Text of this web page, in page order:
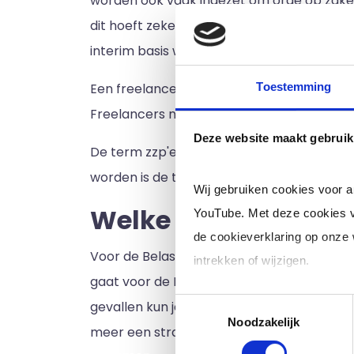
Toestemming
Deze website maakt
Wij gebruiken cookies voor
YouTube. Met deze cookies
de cookieverklaring op
intrekken of wijzigen.
Toestemmingsselectie
Noodzakelijk
dit hoeft zeker niet altijd het geval te zijn.
interim basis worden ingezet.
Een freelancer levert diensten. In de
Freelancers nemen vaak meerdere
De term zzp'er wordt vaak in de bouw
worden is de term zzp'er het meest voor
Welke rechtsvorm?
Voor de Belastingdienst, Kamer van
gaat voor de Belastingdienst en de
gevallen kun je een eenmanszaak
meer een strategische. Daar gaat dit